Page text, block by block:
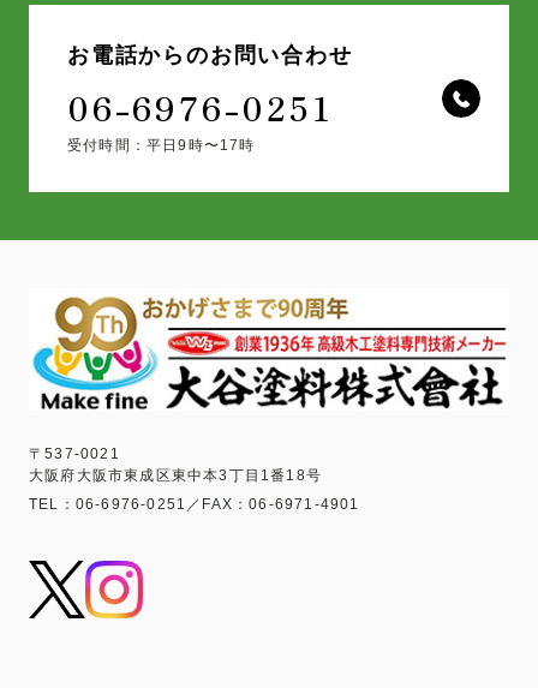
お電話からのお問い合わせ
06-6976-0251
受付時間：平日9時〜17時
〒537-0021
大阪府大阪市東成区東中本3丁目1番18号
TEL：06-6976-0251／FAX：06-6971-4901